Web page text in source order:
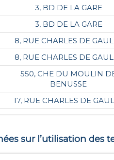
3, BD DE LA GARE
3, BD DE LA GARE
8, RUE CHARLES DE
8, RUE CHARLES DE
550, CHE DU MOULIN
BENUSSE
17, RUE CHARLES DE
sur l’utilisation des